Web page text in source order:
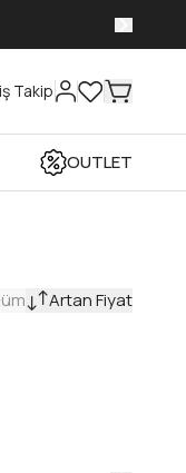
Takip
OUTLET
Artan Fiyat